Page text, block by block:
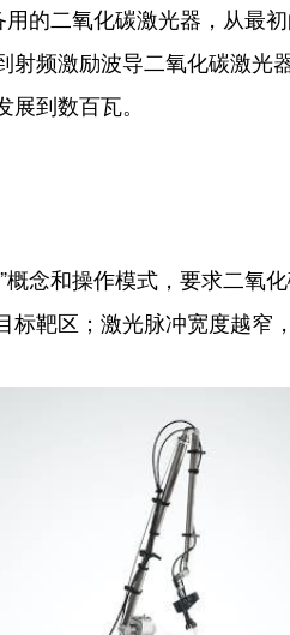
的二氧化碳激光器，从最
频激励波导二氧化碳激
到数百瓦。
念和操作模式，要求二氧
靶区；激光脉冲宽度越窄